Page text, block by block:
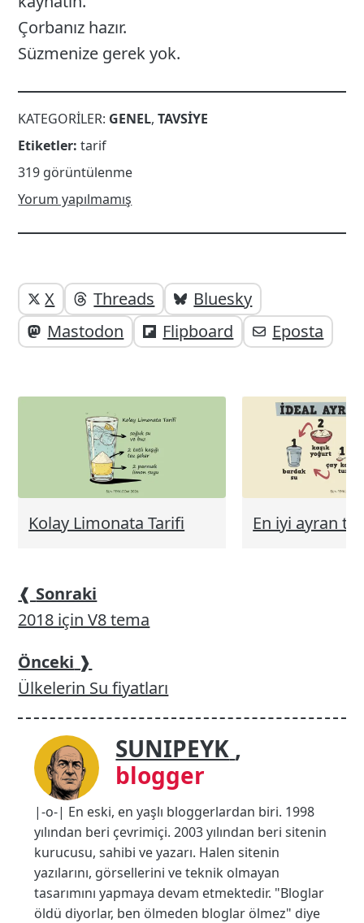
Çorbanız hazır.
Süzmenize gerek yok.
KATEGORILER: GENEL,TAVSIYE
Etiketler: tarif
319 görüntülenme
Yorum yapılmamış
Yazı
altı
elemanları
Yazıyı
paylaşabilirsiniz;
X Threads
Bluesky
Mastodon
Flipboard Eposta
Kolay Limonata Tarifi En iyi ayran
❰ Sonraki
2018 için V8 tema
Önceki ❱
Ülkelerin Su fiyatları
SUNIPEYK ,
blogger
|-o-| En eski, en yaşlı bloggerlardan biri. 1998
yılından beri çevrimiçi. 2003 yılından beri sitenin
kurucusu, sahibi ve yazarı. Halen sitenin
yazılarını, görsellerini ve teknik olmayan
tasarımını yapmaya devam etmektedir. "Bloglar
öldü diyorlar, ben ölmeden bloglar ölmez" diye